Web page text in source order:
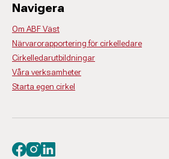
Navigera
Om ABF Väst
Närvarorapportering för cirkelledare
Cirkelledarutbildningar
Våra verksamheter
Starta egen cirkel
Besök oss på facebook
Besök oss på instagram
Besök oss på linkedin